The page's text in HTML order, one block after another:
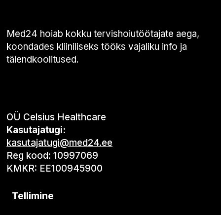
Med24 hoiab kokku tervishoiutöötajate aega,
koondades kliiniliseks tööks vajaliku info ja
täiendkoolitused.
OÜ Celsius Healthcare
Kasutajatugi:
kasutajatugi@med24.ee
Reg kood: 10997069
KMKR: EE100945900
Tellimine